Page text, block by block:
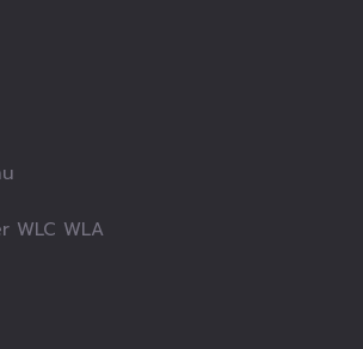
WLC WLA